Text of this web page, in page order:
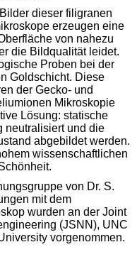
dieser filigranen
erzeugen eine
von nahezu
die Bildqualität leidet.
Proben bei der
Goldschicht. Diese
der Gecko- und
Mikroskopie
Lösung: statische
neutralisiert und die
abgebildet werden.
wissenschaftlichen
von Dr. S.
mit dem
wurden an der Joint
(JSNN), UNC
vorgenommen.